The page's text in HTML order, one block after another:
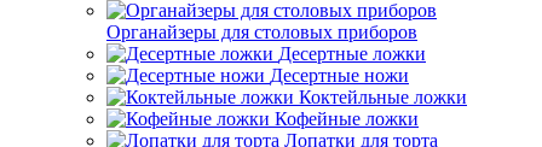
Органайзеры для столовых приборов
Десертные ложки
Десертные ножи
Коктейльные ложки
Кофейные ложки
Лопатки для торта